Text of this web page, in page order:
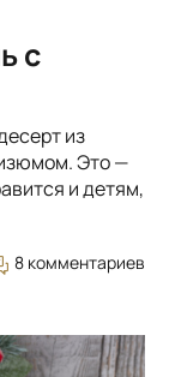
с
из
Это —
и детям,
8 комментариев